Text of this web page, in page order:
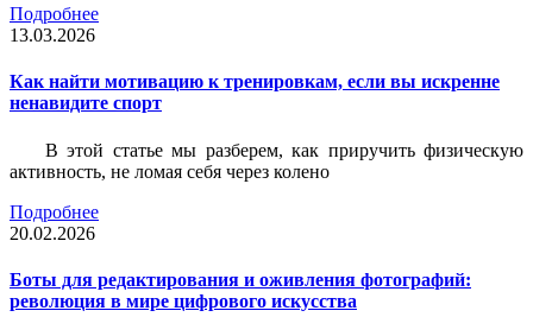
Подробнее
13.03.2026
Как найти мотивацию к тренировкам, если вы искренне
ненавидите спорт
В этой статье мы разберем, как приручить физическую
активность, не ломая себя через колено
Подробнее
20.02.2026
Боты для редактирования и оживления фотографий:
революция в мире цифрового искусства